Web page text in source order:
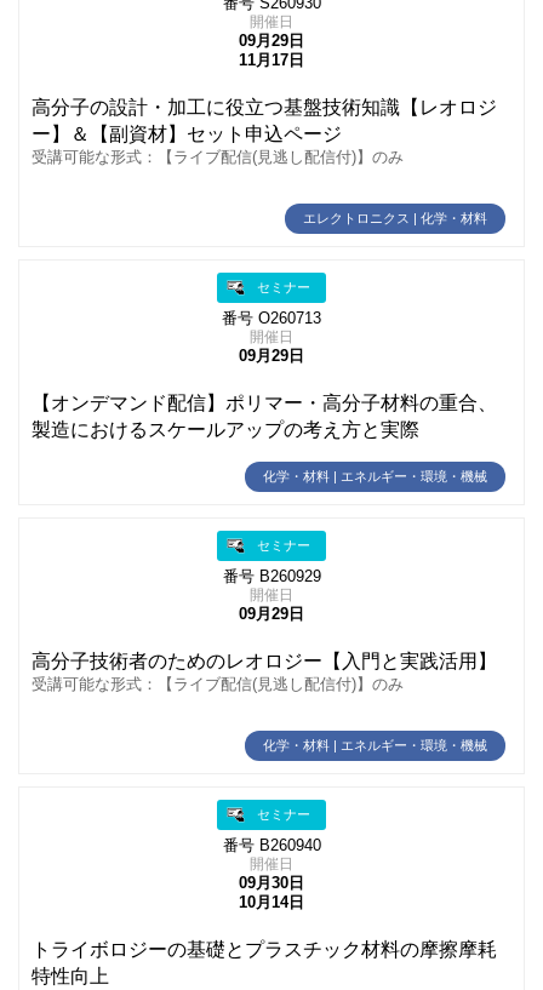
番号 S260930
開催日
09月29日
11月17日
高分子の設計・加工に役立つ基盤技術知識【レオロジ
ー】＆【副資材】セット申込ページ
受講可能な形式：【ライブ配信(見逃し配信付)】のみ
エレクトロニクス | 化学・材料
セミナー
番号 O260713
開催日
09月29日
【オンデマンド配信】ポリマー・高分子材料の重合、
製造におけるスケールアップの考え方と実際
化学・材料 | エネルギー・環境・機械
セミナー
番号 B260929
開催日
09月29日
高分子技術者のためのレオロジー【入門と実践活用】
受講可能な形式：【ライブ配信(見逃し配信付)】のみ
化学・材料 | エネルギー・環境・機械
セミナー
番号 B260940
開催日
09月30日
10月14日
トライボロジーの基礎とプラスチック材料の摩擦摩耗
特性向上